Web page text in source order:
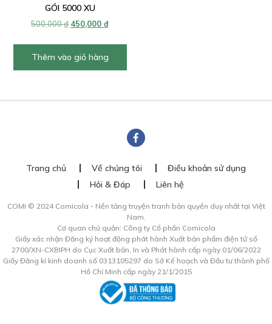
GÓI 5000 XU
500,000₫ Giá
là:
500,000 ₫.
450,000₫Giá
tại
450,000 ₫.
Thêm vào giỏ hàng
Trang chủ Về chúng tôi
Điều khoản sử dụng
Hỏi & Đáp
Liên hệ
COMI © 2024 Comicola - Nền tảng truyện tranh bản quyền duy nhất tại Việt
Nam.
Cơ quan chủ quản: Công ty Cổ phần Comicola
Giấy xác nhận Đăng ký hoạt động phát hành Xuất bản phẩm điện tử số
2700/XN-CXBIPH do Cục Xuất bản, In và Phát hành cấp ngày 01/06/2022
Giấy Đăng kí kinh doanh số 0313105297 do Sở Kế hoạch và Đầu tư thành phố
Hồ Chí Minh cấp ngày 21/1/2015